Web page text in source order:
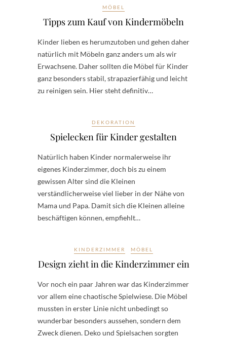
MÖBEL
Tipps zum Kauf von Kindermöbeln
Kinder lieben es herumzutoben und gehen daher
natürlich mit Möbeln ganz anders um als wir
Erwachsene. Daher sollten die Möbel für Kinder
ganz besonders stabil, strapazierfähig und leicht
zu reinigen sein. Hier steht definitiv…
DEKORATION
Spielecken für Kinder gestalten
Natürlich haben Kinder normalerweise ihr
eigenes Kinderzimmer, doch bis zu einem
gewissen Alter sind die Kleinen
verständlicherweise viel lieber in der Nähe von
Mama und Papa. Damit sich die Kleinen alleine
beschäftigen können, empfiehlt…
KINDERZIMMER MÖBEL
Design zieht in die Kinderzimmer ein
Vor noch ein paar Jahren war das Kinderzimmer
vor allem eine chaotische Spielwiese. Die Möbel
mussten in erster Linie nicht unbedingt so
wunderbar besonders aussehen, sondern dem
Zweck dienen. Deko und Spielsachen sorgten